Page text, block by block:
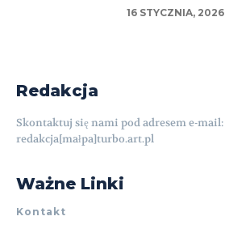
16 STYCZNIA, 2026
Redakcja
Skontaktuj się nami pod adresem e-mail:
redakcja[małpa]turbo.art.pl
Ważne Linki
Kontakt